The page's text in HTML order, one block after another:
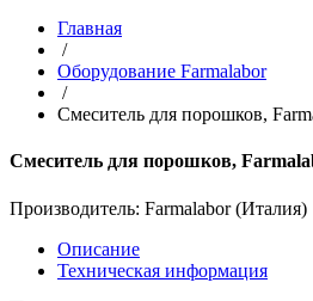
Главная
/
Оборудование Farmalabor
/
Смеситель для порошков,
Смеситель для порошков,
Производитель: Farmalabor (Италия)
Описание
Техническая информация